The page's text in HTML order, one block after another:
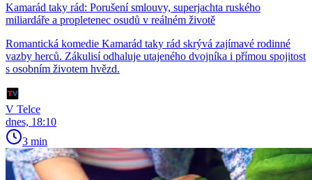
Kamarád taky rád: Porušení smlouvy, superjachta ruského
miliardáře a propletenec osudů v reálném životě
Romantická komedie Kamarád taky rád skrývá zajímavé rodinné
vazby herců. Zákulisí odhaluje utajeného dvojníka i přímou spojitost
s osobním životem hvězd.
V Telce
dnes, 18:10
3 min